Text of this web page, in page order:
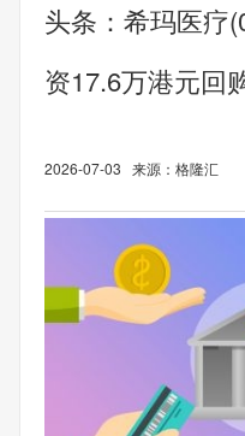
头条：希玛医疗
资17.6万港元回
2026-07-03 来源：格隆汇